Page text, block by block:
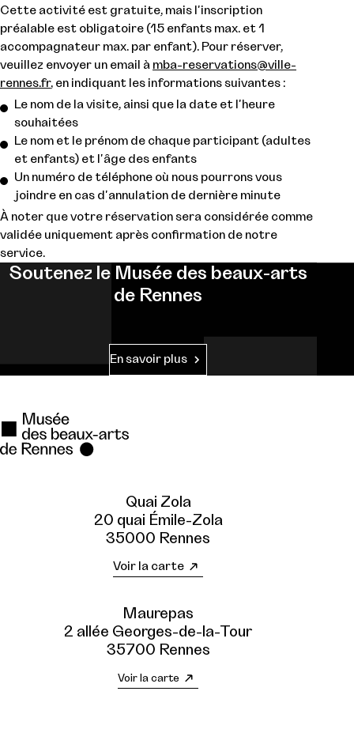
Cette activité est gratuite, mais l'inscription
préalable est obligatoire (15 enfants max. et 1
accompagnateur max. par enfant). Pour réserver,
veuillez envoyer un email à mba-reservations@ville-
rennes.fr, en indiquant les informations suivantes :
Le nom de la visite, ainsi que la date et l'heure
souhaitées
Le nom et le prénom de chaque participant (adultes
et enfants) et l'âge des enfants
Un numéro de téléphone où nous pourrons vous
joindre en cas d'annulation de dernière minute
À noter que votre réservation sera considérée comme
validée uniquement après confirmation de notre
service.
Soutenez le Musée des beaux-arts
de Rennes
En savoir plus
Quai Zola
20 quai Émile-Zola
35000 Rennes
Voir la carte
Maurepas
2 allée Georges-de-la-Tour
35700 Rennes
Voir la carte